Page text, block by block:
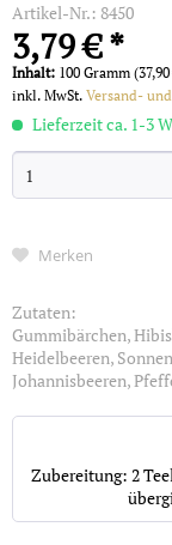
Artikel-Nr.: 8450
3,79 € *
Inhalt: 100 Gramm
inkl. MwSt. Versand-
Lieferzeit ca. 1-3
Merken
Zutaten:
Gummibärchen,
Heidelbeeren,
Johannisbeeren,
Zubereitung: 2